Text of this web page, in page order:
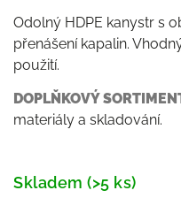
Odolný HDPE kanystr s
přenášení kapalin.
použití.
DOPLŇKOVÝ
materiály a skladování.
Skladem (>5 ks)